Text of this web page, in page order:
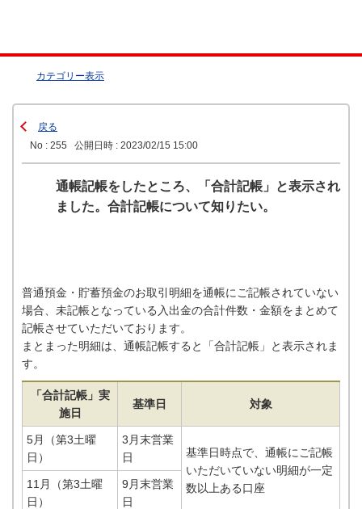
カテゴリー表示
戻る
No : 255
公開日時 : 2023/02/15 15:00
通帳記帳をしたところ、「合計記帳」と表示され
ました。合計記帳について知りたい。
普通預金・貯蓄預金のお取引明細を通帳にご記帳されていない
場合、未記帳となっている入出金の合計件数・金額をまとめて
記帳させていただいております。
まとまった明細は、通帳記帳すると「合計記帳」と表示されま
す。
「合計記帳」実
施日
基準日 対象
5月（第3土曜
日）
3月末営業
日
基準日時点で、通帳にご記帳
いただいていない明細が一定
数以上ある口座
11月（第3土曜
日）
9月末営業
日